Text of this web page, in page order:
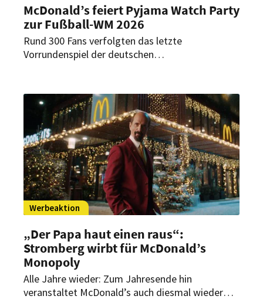
McDonald’s feiert Pyjama Watch Party
zur Fußball-WM 2026
Rund 300 Fans verfolgten das letzte
Vorrundenspiel der deutschen
setzte auf Public Viewing mit Pyjama-Motto,
Getränke-Refills und prominenter Fußball-
Expertise.
Werbeaktion
„Der Papa haut einen raus“:
Stromberg wirbt für McDonald’s
Monopoly
Alle Jahre wieder: Zum Jahresende hin
veranstaltet McDonald’s auch diesmal wieder